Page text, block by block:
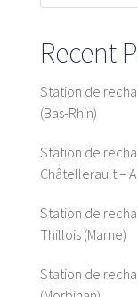
Plateforme SaaS
Destinataires
Nous recherchons
Que cherchons-nous ?
Recent
Station de
(Bas-Rhin)
Station de
Châtellerault –
Station de
Thillois (Marne)
Station de